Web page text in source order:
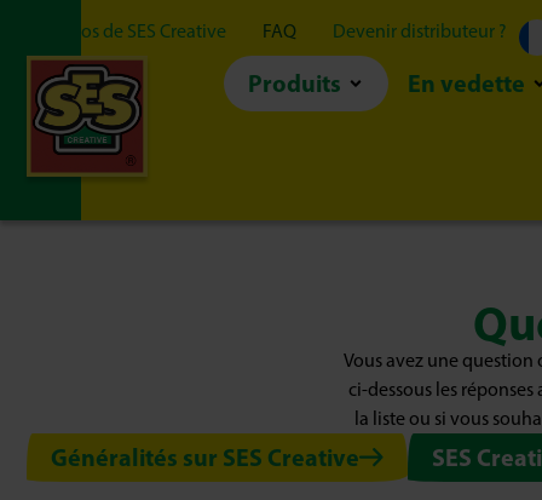
À propos de SES Creative FAQ Devenir distributeur ?
Produits En vedette
Vous avez une question
ci-dessous les
la liste ou si vous
Généralités sur SES Creative SES